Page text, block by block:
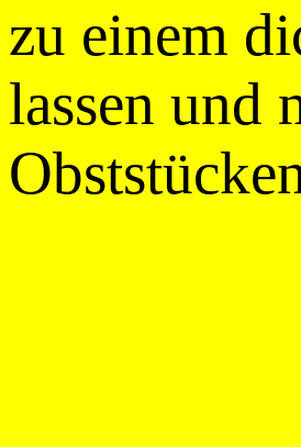
zu einem
lassen und